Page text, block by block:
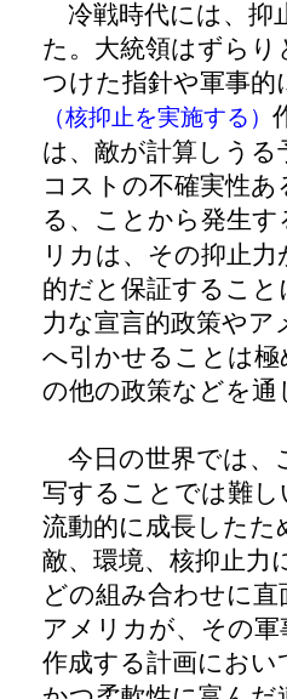
冷戦時代には、抑
た。大統領はずら
つけた指針や軍事
（核抑止を実施する）
は、敵が計算しう
コストの不確実性
る、ことから発生
リカは、その抑止
的だと保証するこ
力な宣言的政策や
へ引かせることは
の他の政策などを
今日の世界では、
写することでは難
流動的に成長した
敵、環境、核抑止力
どの組み合わせに
アメリカが、その
作成する計画におい